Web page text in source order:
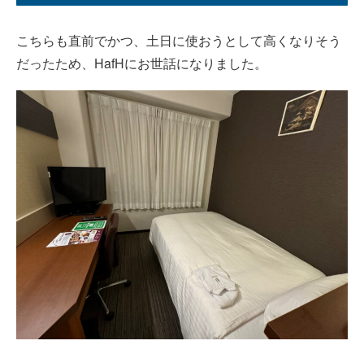
こちらも直前でかつ、土日に使おうとして高くなりそう
だったため、HafHにお世話になりました。